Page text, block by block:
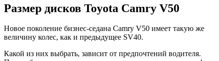
Размер дисков Toyota Camry V50
Новое поколение бизнес-седана Camry V50 имеет такую же
величину колес, как и предыдущее SV40.
Какой из них выбрать, зависит от предпочтений водителя.